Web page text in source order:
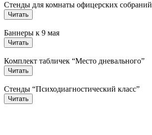
Стенды для комнаты офицерских собраний
Читать
Баннеры к 9 мая
Читать
Комплект табличек “Место дневального”
Читать
Стенды “Психодиагностический класс”
Читать